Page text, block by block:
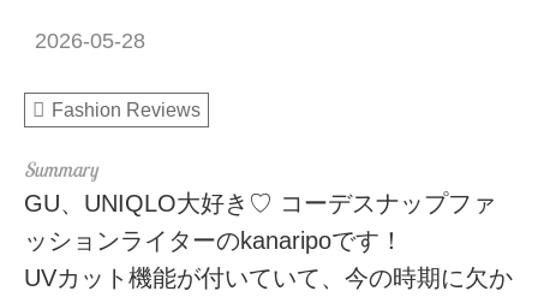
2026-05-28
Fashion Reviews
GU、UNIQLO大好き♡ コーデスナップファ
ッションライターのkanaripoです！
UVカット機能が付いていて、今の時期に欠か